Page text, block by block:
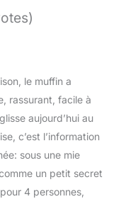
le muffin a
rassurant, facile à
aujourd’hui au
c’est l’information
sous une mie
un petit secret
4 personnes,